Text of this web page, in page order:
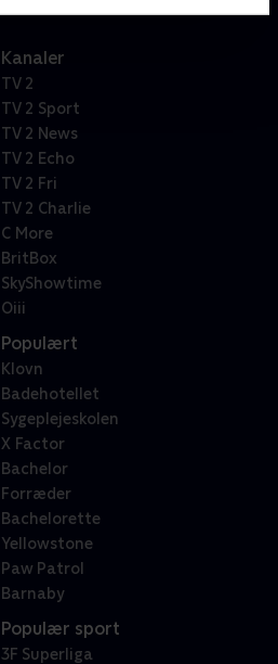
Kanaler
TV 2
TV 2 Sport
TV 2 News
TV 2 Echo
TV 2 Fri
TV 2 Charlie
C More
BritBox
SkyShowtime
Oiii
Populært
Klovn
Badehotellet
Sygeplejeskolen
X Factor
Bachelor
Forræder
Bachelorette
Yellowstone
Paw Patrol
Barnaby
Populær sport
3F Superliga